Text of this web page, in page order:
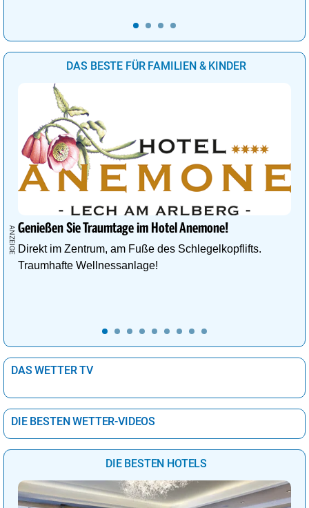
DAS BESTE FÜR FAMILIEN & KINDER
Genießen Sie Traumtage im Hotel Anemone!
Direkt im Zentrum, am Fuße des Schlegelkopflifts.
Traumhafte Wellnessanlage!
DAS WETTER TV
DIE BESTEN WETTER-VIDEOS
DIE BESTEN HOTELS